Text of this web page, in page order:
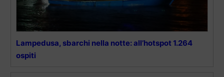
Lampedusa, sbarchi nella notte: all’hotspot 1.264
ospiti